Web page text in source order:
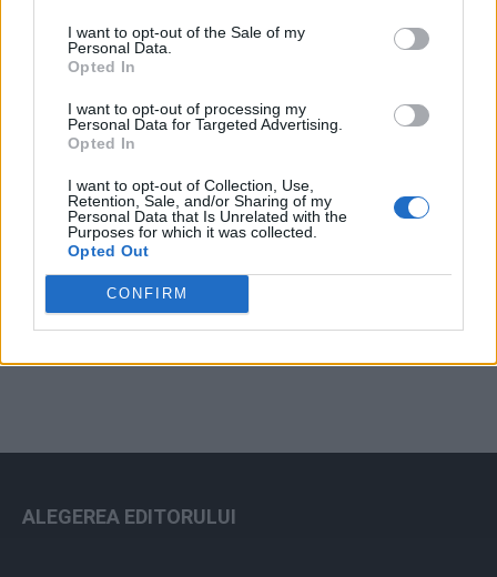
I want to opt-out of the Sale of my
Personal Data.
Opted In
I want to opt-out of processing my
Personal Data for Targeted Advertising.
Opted In
I want to opt-out of Collection, Use,
Retention, Sale, and/or Sharing of my
Personal Data that Is Unrelated with the
Purposes for which it was collected.
Opted Out
CONFIRM
Arhiva sondajelor
ad
ALEGEREA EDITORULUI